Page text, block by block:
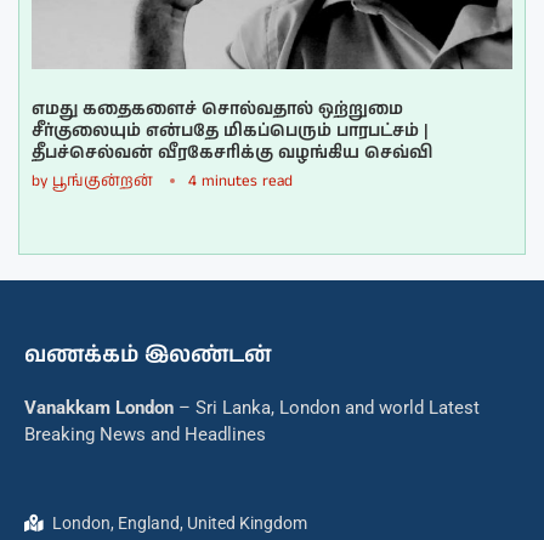
எமது கதைகளைச் சொல்வதால் ஒற்றுமை
சீர்குலையும் என்பதே மிகப்பெரும் பாரபட்சம் |
தீபச்செல்வன் வீரகேசரிக்கு வழங்கிய செவ்வி
by பூங்குன்றன் 4 minutes read
வணக்கம் இலண்டன்
Vanakkam London – Sri Lanka, London and world Latest
Breaking News and Headlines
London, England, United Kingdom